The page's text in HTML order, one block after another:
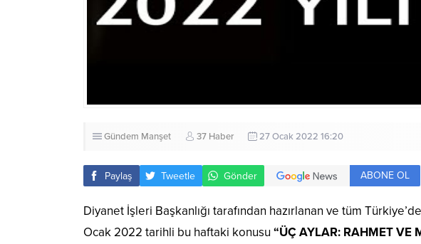
Gündem Manşet 37 Haber 27 Ocak 2022 16:20
Paylaş Tweetle Gönder ABONE OL
Diyanet İşleri Başkanlığı tarafından hazırlanan ve tüm
Ocak 2022 tarihli bu haftaki konusu “ÜÇ AYLAR: RAHMET VE